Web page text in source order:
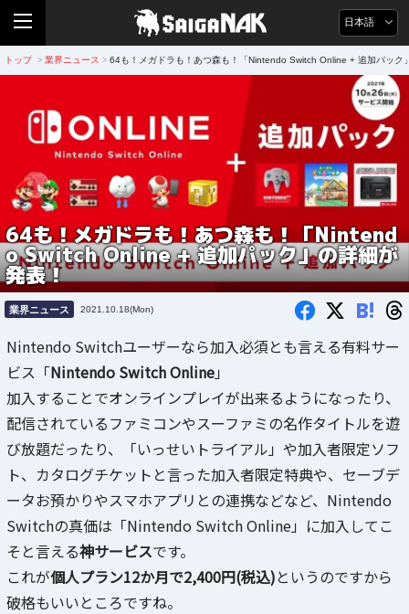
日本語
トップ > 業界ニュース > 64も！メガドラも！あつ森も！「Nintendo Switch Online + 追加パック
64も！メガドラも！あつ森も！「Nintend
o Switch Online + 追加パック」の詳細が
発表！
業界ニュース 2021.10.18(Mon) B!
Nintendo Switchユーザーなら加入必須とも言える有料サー
ビス「Nintendo Switch Online」
加入することでオンラインプレイが出来るようになったり、
配信されているファミコンやスーファミの名作タイトルを遊
び放題だったり、「いっせいトライアル」や加入者限定ソフ
ト、カタログチケットと言った加入者限定特典や、セーブデ
ータお預かりやスマホアプリとの連携などなど、Nintendo
Switchの真価は「Nintendo Switch Online」に加入してこ
そと言える神サービスです。
これが個人プラン12か月で2,400円(税込)というのですから
破格もいいところですね。